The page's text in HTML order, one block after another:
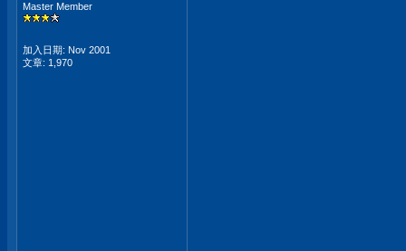
Master Member
加入日期: Nov 2001
文章: 1,970